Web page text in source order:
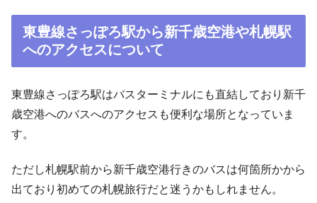
東豊線さっぽろ駅から新千歳空港や札幌駅
へのアクセスについて
東豊線さっぽろ駅はバスターミナルにも直結しており新千
歳空港へのバスへのアクセスも便利な場所となっていま
す。
ただし札幌駅前から新千歳空港行きのバスは何箇所かから
出ており初めての札幌旅行だと迷うかもしれません。